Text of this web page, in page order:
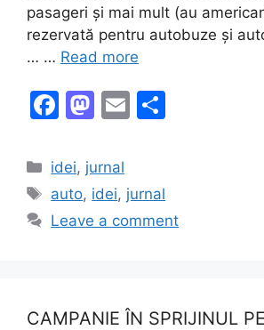
pasageri și mai mult (au
rezervată pentru autobuze și
… … Read more
F
c
e
b
k
M
st
o
d
E
l
Categories
idei, jurnal
Tags
auto, idei, jurnal
Leave a comment
CAMPANIE ÎN SPRIJINUL